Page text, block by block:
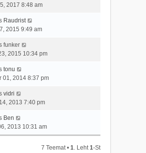
2017 8:48 am
Raudrist
2015 9:49 am
funker
2015 10:34 pm
tonu
01, 2014 8:37 pm
vidri
2013 7:40 pm
Ben
2013 10:31 am
7 Teemat • 1. Leht1-st